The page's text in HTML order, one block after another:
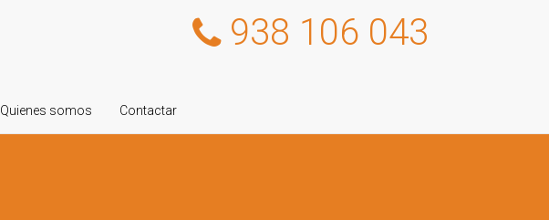
938 106 043
Quienes somos Contactar